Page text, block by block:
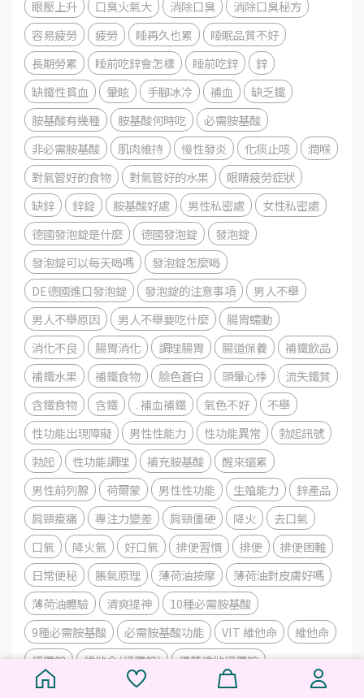
眼壓上升
口臭火氣大 消除口臭
消除口臭秘方
容易疲勞
疲勞 睡再久也累
睡眠品質不好
長期勞累
睡前吃鋅會怎樣 睡前吃鋅
鋅
缺鐵性貧血
暈眩 手腳冰冷 補血
缺乏鐵
胺基酸有幾種
胺基酸何時吃
必需胺基酸
非必需胺基酸
肌肉維持 慢性發炎 化痰止咳
潤喉
對氣管好的食物
對氣管好的水果
眼睛疲勞症狀
缺鋅
鋅錠 胺基酸好處 男性私密處
女性私密處
德國發泡錠是什麼
德國發泡錠
發泡錠
發泡錠可以每天喝嗎
發泡錠怎麼喝
DE德國進口發泡錠
發泡錠的注意事項
男人不舉
男人不舉原因
男人不舉要吃什麼
腸胃蠕動
消化不良
腸胃消化 調理腸胃 腸道保養
補鐵飲品
補鐵水果
補鐵食物 臉色蒼白 頭暈心悸
流失鐵質
含鐵食物
含鐵 . 補血補鐵 氣色不好
不舉
性功能出現障礙
男性性能力 性功能異常
勃起訊號
勃起
性功能調理 補充胺基酸
醒來還累
男性前列腺
荷爾蒙 男性性功能 生殖能力
鋅產品
肩頸痠痛
專注力變差 肩頸僵硬 降火
去口氣
口氣
降火氣 好口氣 排便習慣 排便
排便困難
日常便秘
脹氣原理 薄荷油按摩
薄荷油對皮膚好嗎
薄荷油體驗
清爽提神
10種必需胺基酸
9種必需胺基酸
必需胺基酸功能 VIT 維他命
維他命
緩釋錠
維他命(緩釋錠)
優質維他緩釋錠
維他緩釋錠
微量營養素 Vitamins